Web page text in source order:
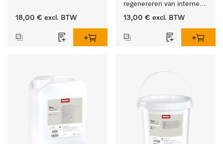
18,00 € excl. BTW
regenereren van interne
waterontharders.
13,00 € excl. BTW